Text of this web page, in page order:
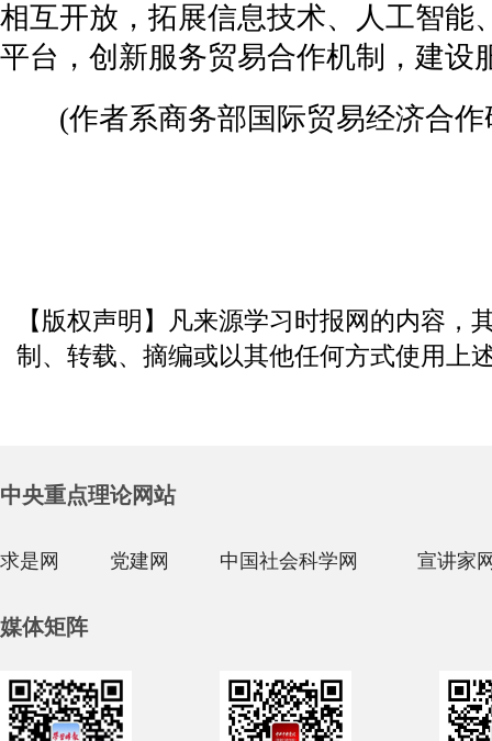
相互开放，拓展信息技术、人工智能
平台，创新服务贸易合作机制，建设
(作者系商务部国际贸易经济合作
【版权声明】凡来源学习时报网的内容
制、转载、摘编或以其他任何方式使用上
中央重点理论网站
求是网 党建网 中国社会科学网 宣讲家
媒体矩阵